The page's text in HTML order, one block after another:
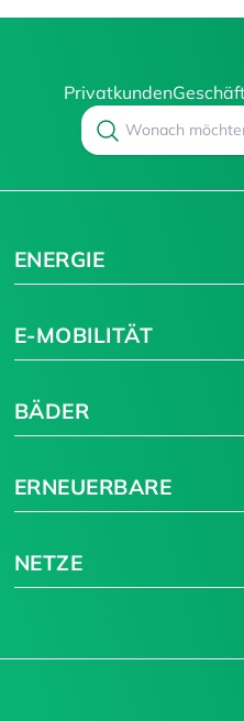
Privatkunden
Search
ENERGIE
E-MOBILITÄT
BÄDER
ERNEUERBARE
NETZE